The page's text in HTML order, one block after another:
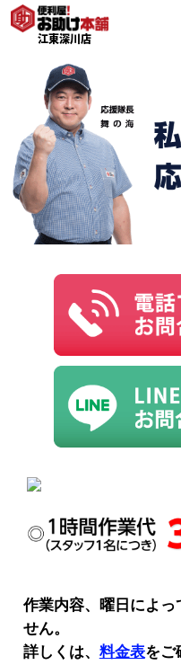
江東深川店
作業内容、曜日によっ
せん。
詳しくは、 料金表をご